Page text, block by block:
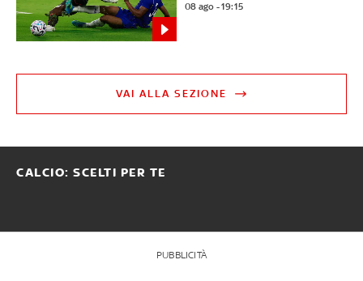
08 ago - 19:15
VAI ALLA SEZIONE
CALCIO: SCELTI PER TE
PUBBLICITÀ